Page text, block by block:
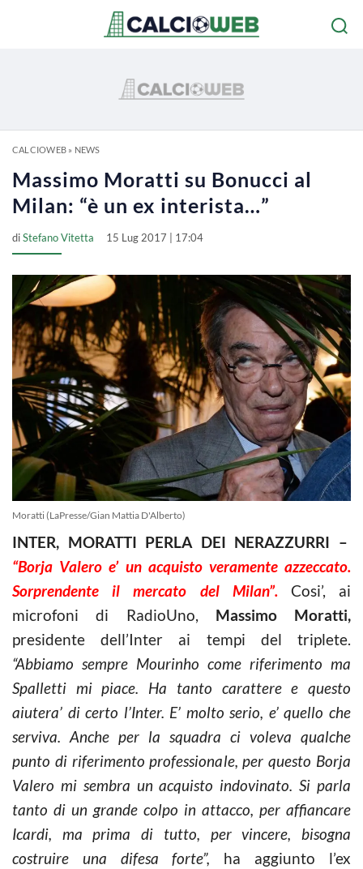
CALCIOWEB» NEWS
Massimo Moratti su Bonucci al
Milan: “è un ex interista…”
diStefano Vitetta 15 Lug 2017 | 17:04
Moratti (LaPresse/Gian Mattia D'Alberto)
INTER, MORATTI PERLA DEI NERAZZURRI –
“Borja Valero e’ un acquisto veramente azzeccato.
Sorprendente il mercato del Milan”.
Cosi’, ai
microfoni di RadioUno, Massimo Moratti,
presidente dell’Inter ai tempi del triplete.
“Abbiamo sempre Mourinho come riferimento ma
Spalletti mi piace. Ha tanto carattere e questo
aiutera’ di certo l’Inter. E’ molto serio, e’ quello che
serviva. Anche per la squadra ci voleva qualche
punto di riferimento professionale, per questo Borja
Valero mi sembra un acquisto indovinato. Si parla
tanto di un grande colpo in attacco, per affiancare
Icardi, ma prima di tutto, per vincere, bisogna
costruire una difesa forte”, ha aggiunto l’ex